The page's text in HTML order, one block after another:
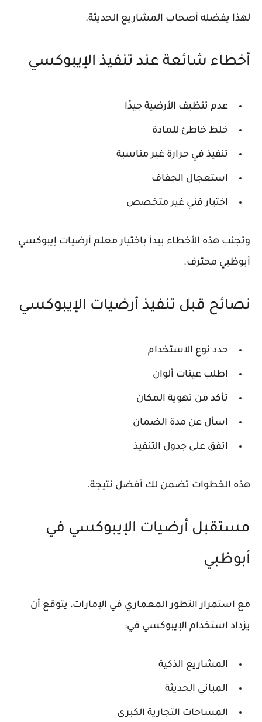
لهذا يفضله أصحاب المشاريع الحديثة.
أخطاء شائعة عند تنفيذ الإيبوكسي
عدم تنظيف الأرضية جيدًا
خلط خاطئ للمادة
تنفيذ في حرارة غير مناسبة
استعجال الجفاف
اختيار فني غير متخصص
وتجنب هذه الأخطاء يبدأ باختيارمعلم أرضيات إيبوكسي
أبوظبي محترف.
نصائح قبل تنفيذ أرضيات الإيبوكسي
حدد نوع الاستخدام
اطلب عينات ألوان
تأكد من تهوية المكان
اسأل عن مدة الضمان
اتفق على جدول التنفيذ
هذه الخطوات تضمن لك أفضل نتيجة.
مستقبل أرضيات الإيبوكسي في
أبوظبي
مع استمرار التطور المعماري في الإمارات، يتوقع أن
يزداد استخدام الإيبوكسي في:
المشاريع الذكية
المباني الحديثة
المساحات التجارية الكبرى